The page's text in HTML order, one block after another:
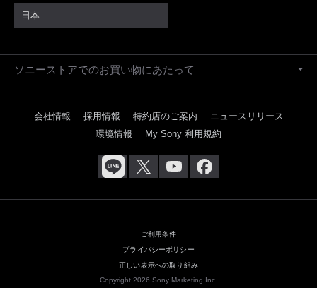
日本
ソニーストアでのお買い物にあたって
会社情報 採用情報 特約店のご案内
ニュースリリース
環境情報
My Sony 利用規約
ご利用条件
プライバシーポリシー
正しい表示への取り組み
Copyright 2026 Sony Marketing Inc.